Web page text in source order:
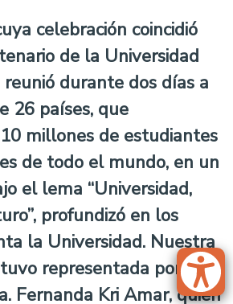
celebración coincidió
de la Universidad
durante dos días a
26 países, que
millones de estudiantes
de todo el mundo, en un
el lema “Universidad,
profundizó en los
la Universidad. Nuestra
representada por la
Fernanda Kri Amar, quien